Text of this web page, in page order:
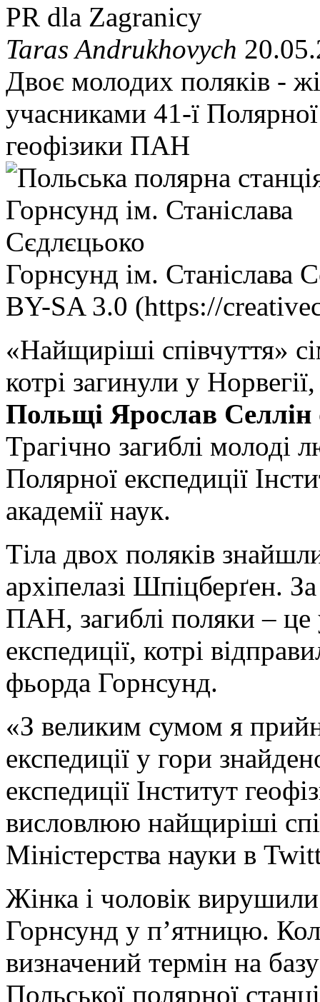
PR dla Zagranicy
Taras Andrukhovych
Двоє молодих поляків -
учасниками 41-ї Полярної
геофізики ПАН
Горнсунд ім. Станіслава
BY-SA 3.0 (https://
«Найщиріші співчуття»
котрі загинули у
Польщі Ярослав Селлін
Трагічно загиблі молоді
Полярної експедиції
академії наук.
Тіла двох поляків
архіпелазі Шпіцберґен.
ПАН, загиблі поляки – це
експедиції, котрі
фьорда Горнсунд.
«З великим сумом я
експедиції у гори
експедиції Інститут
висловлюю найщиріші
Міністерства науки в
Жінка і чоловік вирушили
Горнсунд у п’ятницю.
визначений термін на
Польської полярної